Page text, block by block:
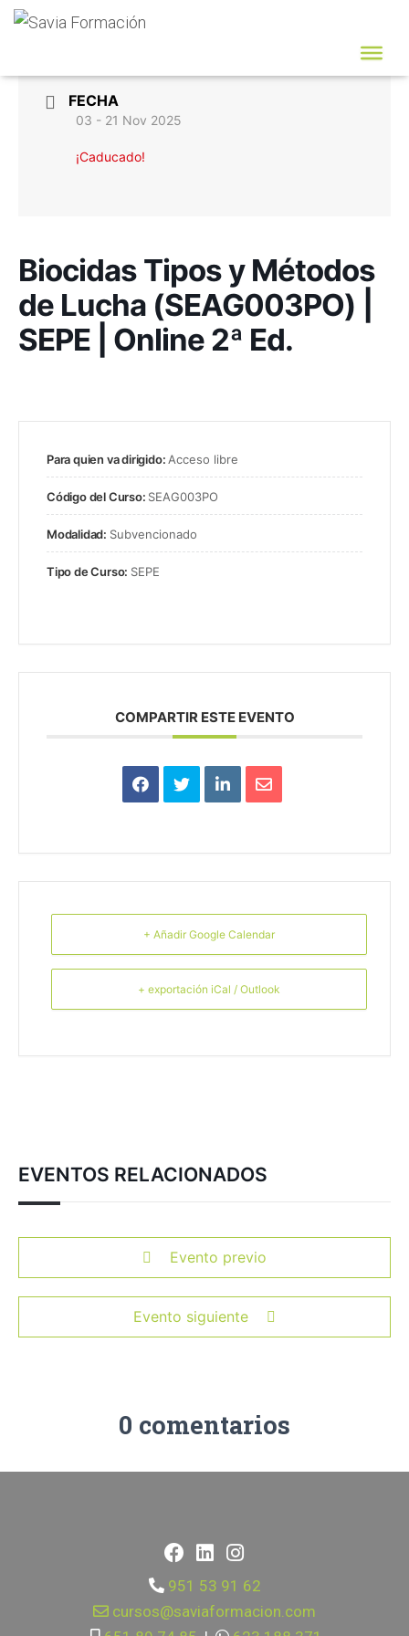
FECHA
03 - 21 Nov 2025
¡Caducado!
Biocidas Tipos y Métodos
de Lucha (SEAG003PO) |
SEPE | Online 2ª Ed.
Para quien va dirigido: Acceso libre
Código del Curso: SEAG003PO
Modalidad: Subvencionado
Tipo de Curso: SEPE
COMPARTIR ESTE EVENTO
+ Añadir Google Calendar
+ exportación iCal / Outlook
EVENTOS RELACIONADOS
Evento previo
Evento siguiente
0 comentarios
951 53 91 62
cursos@saviaformacion.com